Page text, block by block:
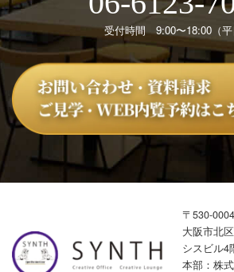
受付時間 9:00〜18:00（平
〒530-
大阪市北
シスビル4
本部：株